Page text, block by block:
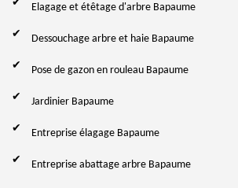
Elagage et étêtage d'arbre Bapaume
Dessouchage arbre et haie Bapaume
Pose de gazon en rouleau Bapaume
Jardinier Bapaume
Entreprise élagage Bapaume
Entreprise abattage arbre Bapaume